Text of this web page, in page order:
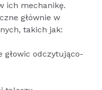
ich mechanikę.
głównie w
takich jak:
głowic odczytująco-